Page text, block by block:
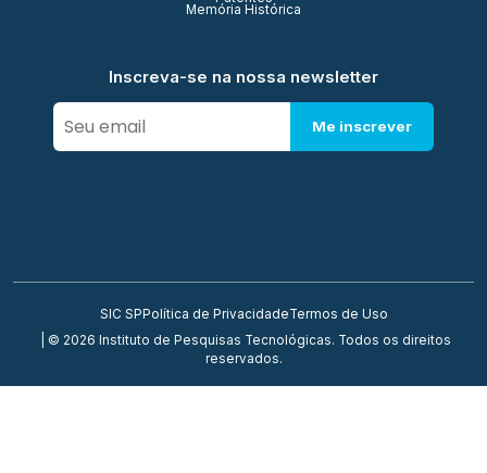
Memória Histórica
Inscreva-se na nossa newsletter
Me inscrever
SIC SP Política de PrivacidadeTermos de Uso
| © 2026 Instituto de Pesquisas Tecnológicas. Todos os direitos
reservados.